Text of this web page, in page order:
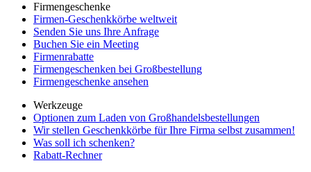
Firmengeschenke
Firmen-Geschenkkörbe weltweit
Senden Sie uns Ihre Anfrage
Buchen Sie ein Meeting
Firmenrabatte
Firmengeschenken bei Großbestellung
Firmengeschenke ansehen
Werkzeuge
Optionen zum Laden von Großhandelsbestellungen
Wir stellen Geschenkkörbe für Ihre Firma selbst zusammen!
Was soll ich schenken?
Rabatt-Rechner